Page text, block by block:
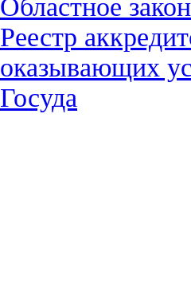
Областное
Реестр
оказывающих
Госуда